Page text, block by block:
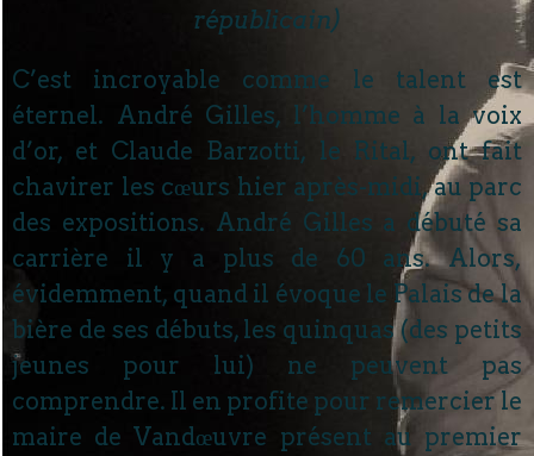
républicain)
C’est incroyable comme le talent est
éternel. André Gilles, l’homme à la voix
d’or, et Claude Barzotti, le Rital, ont fait
chavirer les cœurs hier après-midi, au parc
des expositions. André Gilles a débuté sa
carrière il y a plus de 60 ans. Alors,
évidemment, quand il évoque le Palais de la
bière de ses débuts, les quinquas (des petits
jeunes pour lui) ne peuvent pas
comprendre. Il en profite pour remercier le
maire de Vandœuvre présent au premier